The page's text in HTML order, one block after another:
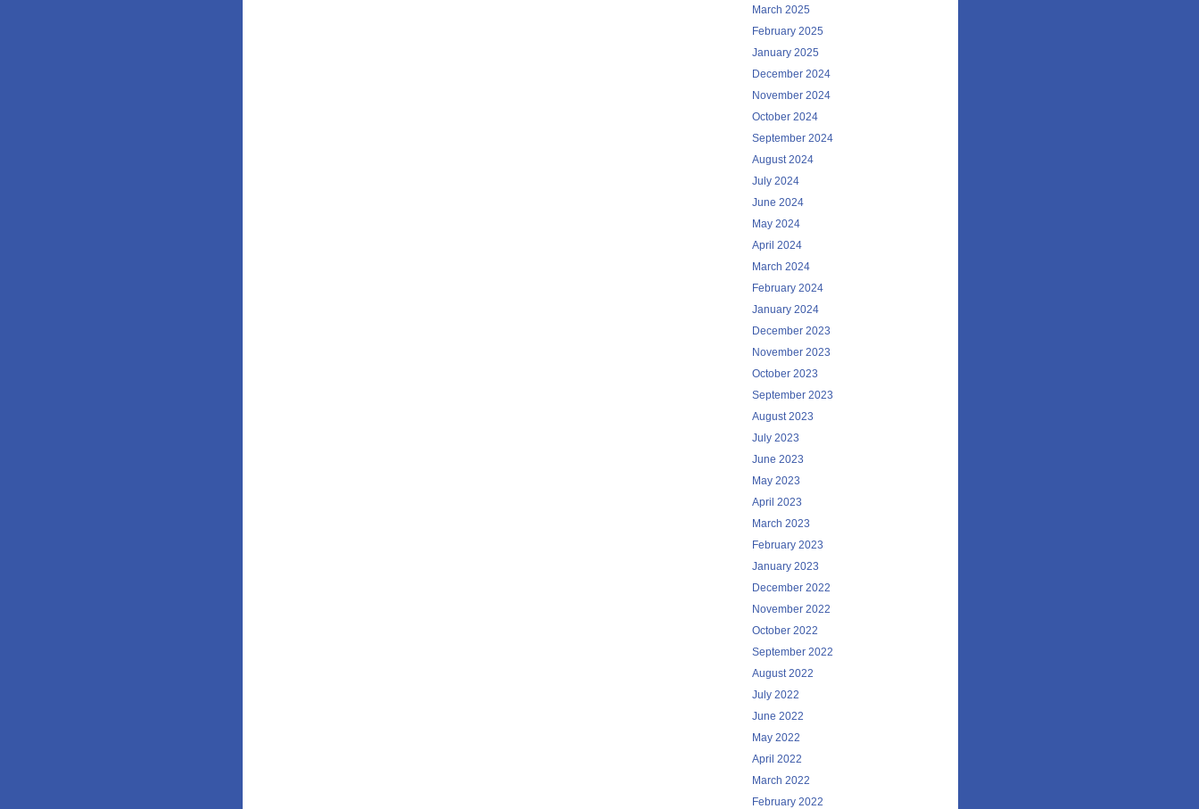
March 2025
February 2025
January 2025
December 2024
November 2024
October 2024
September 2024
August 2024
July 2024
June 2024
May 2024
April 2024
March 2024
February 2024
January 2024
December 2023
November 2023
October 2023
September 2023
August 2023
July 2023
June 2023
May 2023
April 2023
March 2023
February 2023
January 2023
December 2022
November 2022
October 2022
September 2022
August 2022
July 2022
June 2022
May 2022
April 2022
March 2022
February 2022